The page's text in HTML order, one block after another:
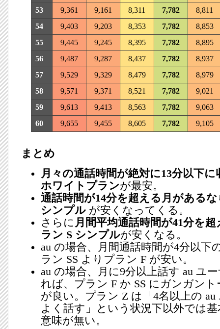
53
9,361 9,161 8,311 7,782
8,811
54
9,403 9,203 8,353 7,782
8,853
55
9,445 9,245 8,395 7,782
8,895
56
9,487 9,287 8,437 7,782
8,937
57
9,529 9,329 8,479 7,782
8,979
58
9,571 9,371 8,521 7,782
9,021
59
9,613 9,413 8,563 7,782
9,063
60
9,655 9,455 8,605 7,782 9,105
まとめ
月々の通話時間が絶対に13分以下
ホワイトプランが最安。
通話時間が14分を超える月があるな
シンプル が安くなってくる。
さらに 月間平均通話時間が41分を
ラン S シンプルが安くなる。
au の場合、月間通話時間が4分以下
ラン SS よりプラン F が安い。
au の場合、月に9分以上話す au ユ
れば、プラン F か SS にガンガン
が良い。プラン Z は「4名以上の
よく話す」という状況下以外では
意味が無い。